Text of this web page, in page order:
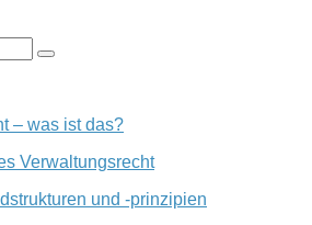
– was ist das?
Verwaltungsrecht
und -prinzipien